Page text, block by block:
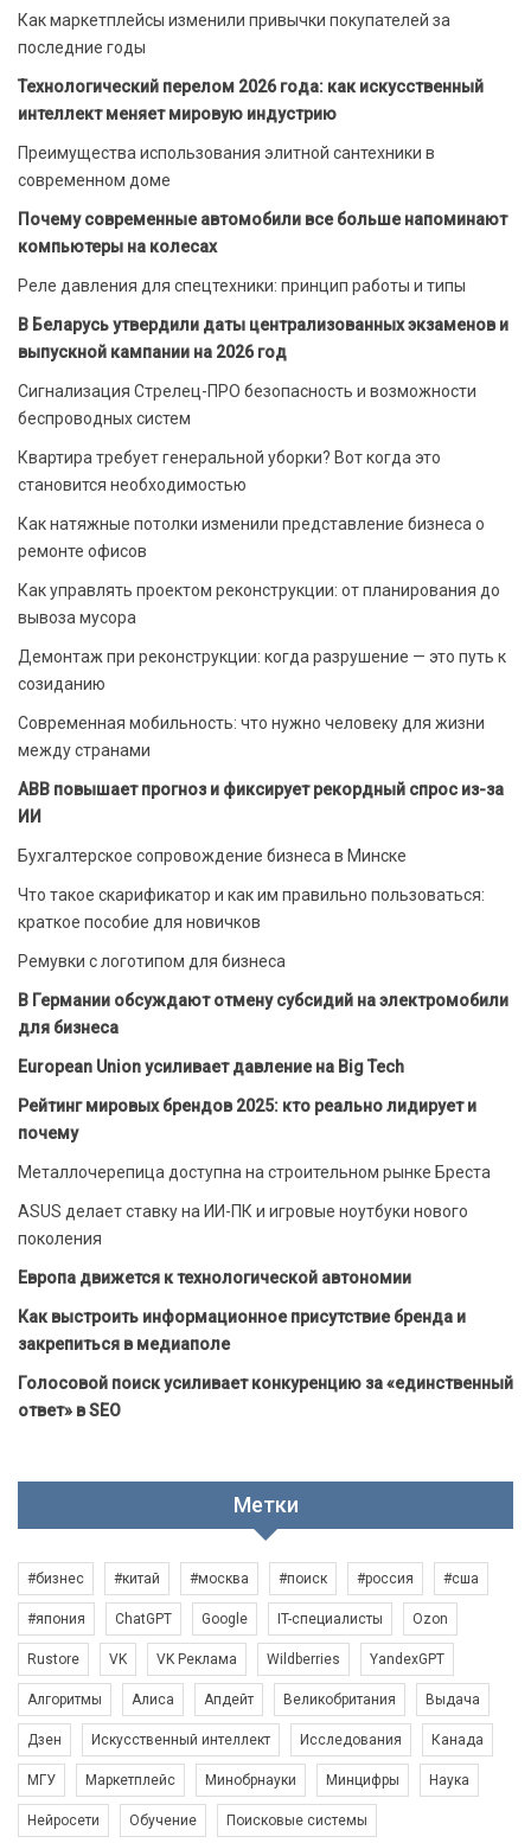
Как маркетплейсы изменили привычки покупателей за
последние годы
Технологический перелом 2026 года: как искусственный
интеллект меняет мировую индустрию
Преимущества использования элитной сантехники в
современном доме
Почему современные автомобили все больше напоминают
компьютеры на колесах
Реле давления для спецтехники: принцип работы и типы
В Беларусь утвердили даты централизованных экзаменов и
выпускной кампании на 2026 год
Сигнализация Стрелец-ПРО безопасность и возможности
беспроводных систем
Квартира требует генеральной уборки? Вот когда это
становится необходимостью
Как натяжные потолки изменили представление бизнеса о
ремонте офисов
Как управлять проектом реконструкции: от планирования до
вывоза мусора
Демонтаж при реконструкции: когда разрушение — это путь к
созиданию
Современная мобильность: что нужно человеку для жизни
между странами
ABB повышает прогноз и фиксирует рекордный спрос из-за
ИИ
Бухгалтерское сопровождение бизнеса в Минске
Что такое скарификатор и как им правильно пользоваться:
краткое пособие для новичков
Ремувки с логотипом для бизнеса
В Германии обсуждают отмену субсидий на электромобили
для бизнеса
European Union усиливает давление на Big Tech
Рейтинг мировых брендов 2025: кто реально лидирует и
почему
Металлочерепица доступна на строительном рынке Бреста
ASUS делает ставку на ИИ-ПК и игровые ноутбуки нового
поколения
Европа движется к технологической автономии
Как выстроить информационное присутствие бренда и
закрепиться в медиаполе
Голосовой поиск усиливает конкуренцию за «единственный
ответ» в SEO
Метки
#бизнес #китай #москва #поиск #россия #сша
#япония ChatGPT Google IT-специалисты Ozon
Rustore VK VK Реклама Wildberries YandexGPT
Алгоритмы Алиса Апдейт Великобритания Выдача
Дзен Искусственный интеллект Исследования Канада
МГУ Маркетплейс Минобрнауки Минцифры Наука
Нейросети Обучение Поисковые системы